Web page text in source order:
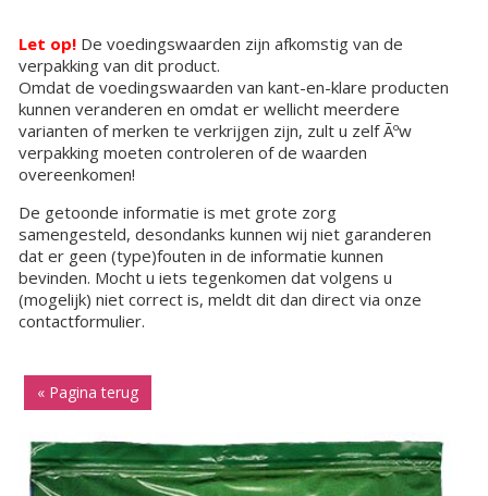
Let op! De voedingswaarden zijn afkomstig van de
verpakking van dit product.
Omdat de voedingswaarden van kant-en-klare producten
kunnen veranderen en omdat er wellicht meerdere
varianten of merken te verkrijgen zijn, zult u zelf Ãºw
verpakking moeten controleren of de waarden
overeenkomen!
De getoonde informatie is met grote zorg
samengesteld, desondanks kunnen wij niet garanderen
dat er geen (type)fouten in de informatie kunnen
bevinden. Mocht u iets tegenkomen dat volgens u
(mogelijk) niet correct is, meldt dit dan direct via onze
contactformulier.
« Pagina terug